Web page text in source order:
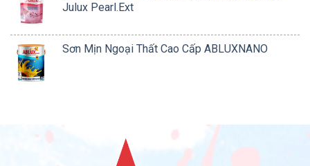
Julux Pearl.Ext
Sơn Mịn Ngoại Thất Cao Cấp ABLUXNANO